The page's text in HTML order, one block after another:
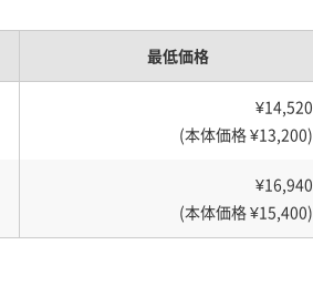
最低価格
¥14,520
(本体価格 ¥13,200)
¥16,940
(本体価格 ¥15,400)